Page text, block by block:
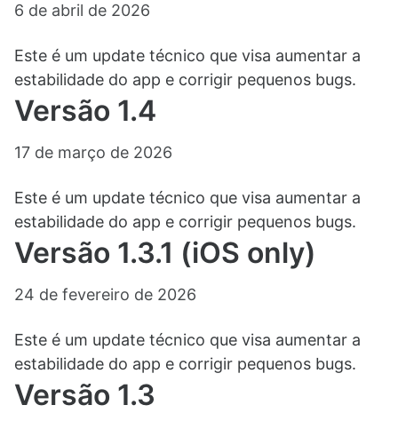
6 de abril de 2026
Este é um update técnico que visa aumentar a
estabilidade do app e corrigir pequenos bugs.
Versão 1.4
17 de março de 2026
Este é um update técnico que visa aumentar a
estabilidade do app e corrigir pequenos bugs.
Versão 1.3.1 (iOS only)
24 de fevereiro de 2026
Este é um update técnico que visa aumentar a
estabilidade do app e corrigir pequenos bugs.
Versão 1.3